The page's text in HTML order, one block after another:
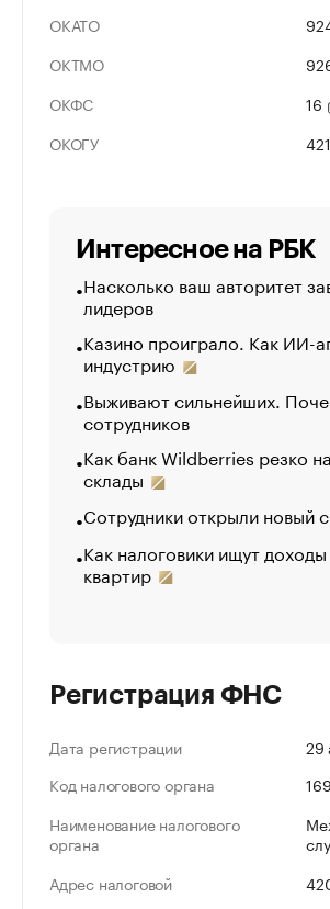
ОКАТО
ОКТМО
ОКФС
16
ОКОГУ
Интересное на РБК
Насколько ваш авторитет
лидеров
Казино проиграло. Как ИИ-
индустрию
Выживают сильнейших.
сотрудников
Как банк Wildberries резко
склады
Сотрудники открыли новый
Как налоговики ищут
квартир
Регистрация ФНС
Дата регистрации
29
Код налогового органа
Наименование налогового
органа
Адрес налоговой